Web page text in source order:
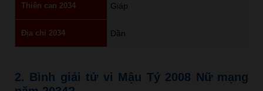
Thiên can 2034 Giáp
Địa chi 2034 Dần
2. Bình giải tử vi Mậu Tý 2008 Nữ mạng